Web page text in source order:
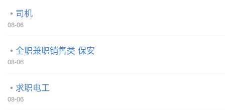
司机
08-06
全职兼职销售类 保安
08-06
求职电工
08-06